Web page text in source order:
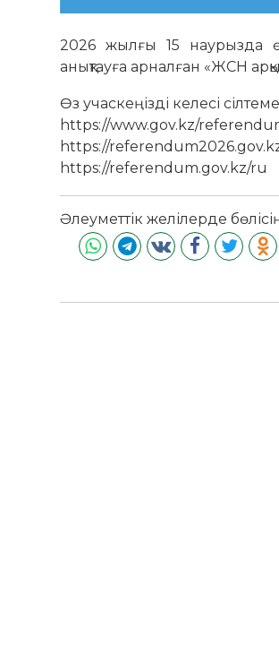
2026 жылғы 15 наурызда
анықтауға арналған «ЖСН
Өз учаскеңізді келесі
https://www.gov.kz/
https://
https://referendum.gov.kz/ru
Әлеуметтік желілерде